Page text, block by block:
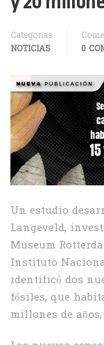
Categorías
NOTICIAS
0
Un estudio
Langeveld,
Museum
Instituto
identificó dos
fósiles, que
millones de